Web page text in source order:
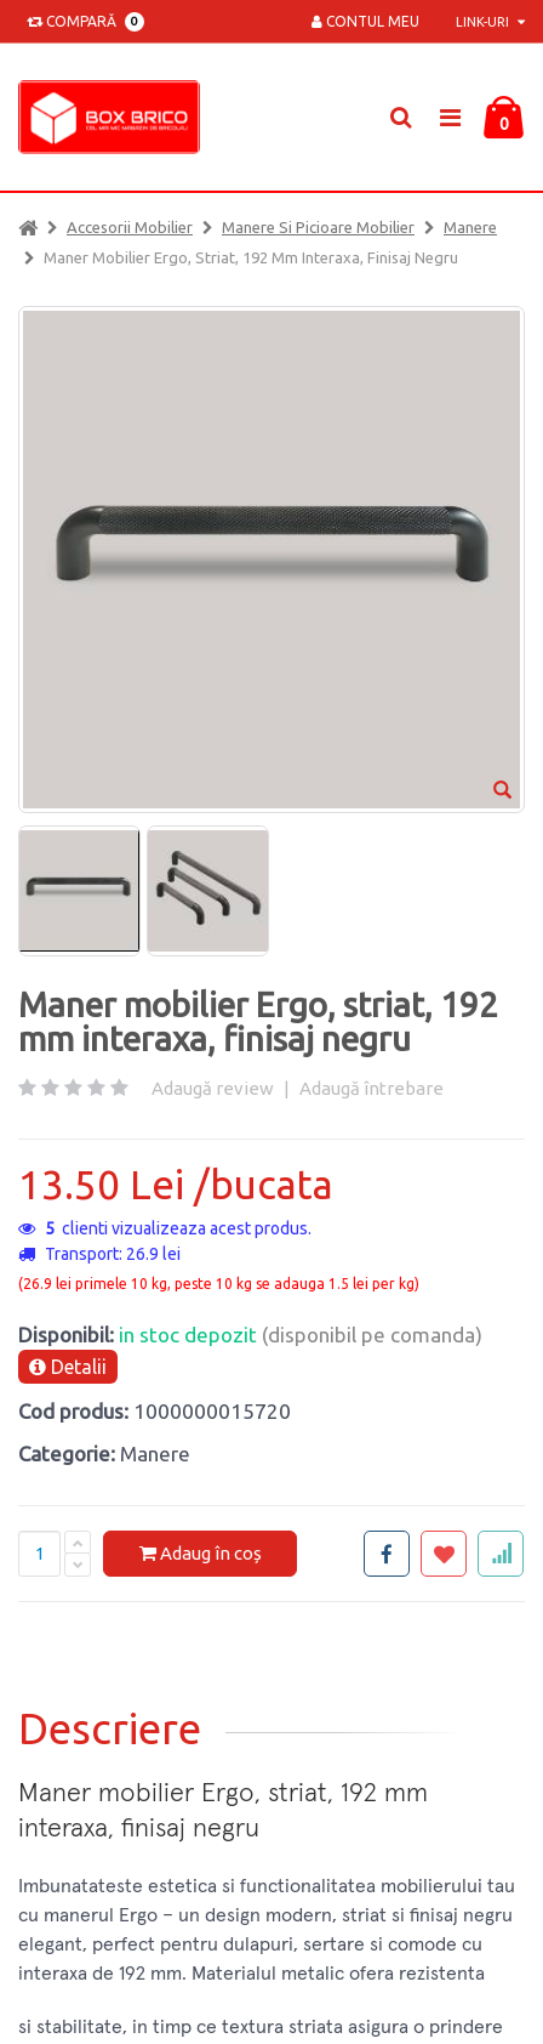
COMPARĂ 0 LINK-URI
CONTUL MEU
0
Accesorii Mobilier Manere Si Picioare Mobilier
Manere
Maner Mobilier Ergo, Striat, 192 Mm Interaxa, Finisaj Negru
Maner mobilier Ergo, striat, 192
mm interaxa, finisaj negru
Adaugă review | Adaugă întrebare
13.50 Lei /bucata
5 clienti vizualizeaza acest produs.
Transport: 26.9 lei
(26.9 lei primele 10 kg, peste 10 kg se adauga 1.5 lei per kg)
Disponibil: in stoc depozit (disponibil pe comanda)
Detalii
Cod produs: 1000000015720
Categorie: Manere
Adaug în coș
Descriere
Maner mobilier Ergo, striat, 192 mm
interaxa, finisaj negru
Imbunatateste estetica si functionalitatea mobilierului tau
cu manerul Ergo – un design modern, striat si finisaj negru
elegant, perfect pentru dulapuri, sertare si comode cu
interaxa de 192 mm. Materialul metalic ofera rezistenta
si stabilitate, in timp ce textura striata asigura o prindere